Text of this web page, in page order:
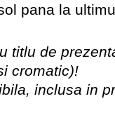
pana la
titlu de
cromatic)!
inclusa in